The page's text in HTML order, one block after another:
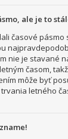
ale je to
časové
nie je stavané
časom,
môže byť
letného